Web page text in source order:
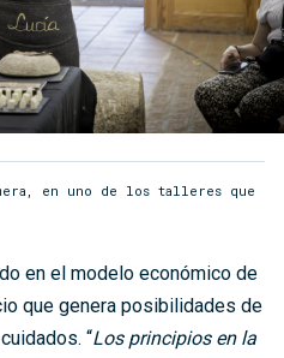
en uno de los talleres que
en el modelo económico de
que genera posibilidades de
“Los principios en la